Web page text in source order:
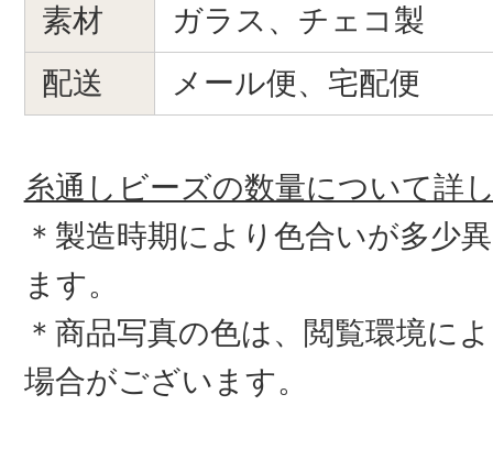
素材
ガラス、チェコ製
配送
メール便、宅配便
糸通しビーズの数量について詳
＊製造時期により色合いが多少
ます。
＊商品写真の色は、閲覧環境に
場合がございます。